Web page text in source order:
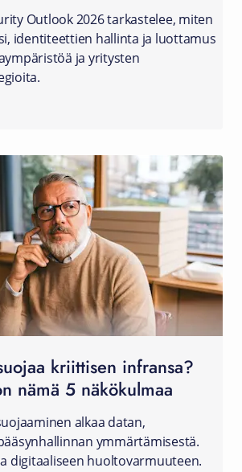
Outlook 2026 tarkastelee, miten
identiteettien hallinta ja luottamus
ja yritysten
kriittisen infransa?
nämä 5 näkökulmaa
alkaa datan,
ymmärtämisestä.
digitaaliseen huoltovarmuuteen.